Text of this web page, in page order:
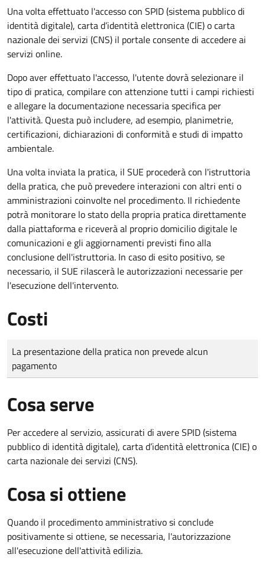
Una volta effettuato l'accesso con SPID (sistema pubblico di
identità digitale), carta d’identità elettronica (CIE) o carta
nazionale dei servizi (CNS) il portale consente di accedere ai
servizi online.
Dopo aver effettuato l'accesso, l'utente dovrà selezionare il
tipo di pratica, compilare con attenzione tutti i campi richiesti
e allegare la documentazione necessaria specifica per
l'attività. Questa può includere, ad esempio, planimetrie,
certificazioni, dichiarazioni di conformità e studi di impatto
ambientale.
Una volta inviata la pratica, il SUE procederà con l'istruttoria
della pratica, che può prevedere interazioni con altri enti o
amministrazioni coinvolte nel procedimento. Il richiedente
potrà monitorare lo stato della propria pratica direttamente
dalla piattaforma e riceverà al proprio domicilio digitale le
comunicazioni e gli aggiornamenti previsti fino alla
conclusione dell'istruttoria. In caso di esito positivo, se
necessario, il SUE rilascerà le autorizzazioni necessarie per
l'esecuzione dell'intervento.
Costi
Tipo di pagamento
Importo
La presentazione della pratica non prevede alcun
pagamento
Cosa serve
Per accedere al servizio, assicurati di avere SPID (sistema
pubblico di identità digitale), carta d’identità elettronica (CIE) o
carta nazionale dei servizi (CNS).
Cosa si ottiene
Quando il procedimento amministrativo si conclude
positivamente si ottiene, se necessaria, l'autorizzazione
all'esecuzione dell'attività edilizia.